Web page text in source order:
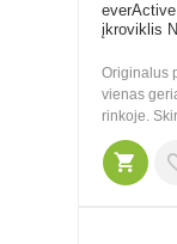
įkroviklis
Originalus
vienas
rinkoje.